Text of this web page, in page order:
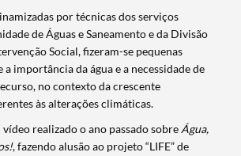
por técnicas dos serviços
de Águas e Saneamento e da Divisão
Social, fizeram-se pequenas
a importância da água e a necessidade de
no contexto da crescente
às alterações climáticas.
realizado o ano passado sobre Água,
, fazendo alusão ao projeto “LIFE” de